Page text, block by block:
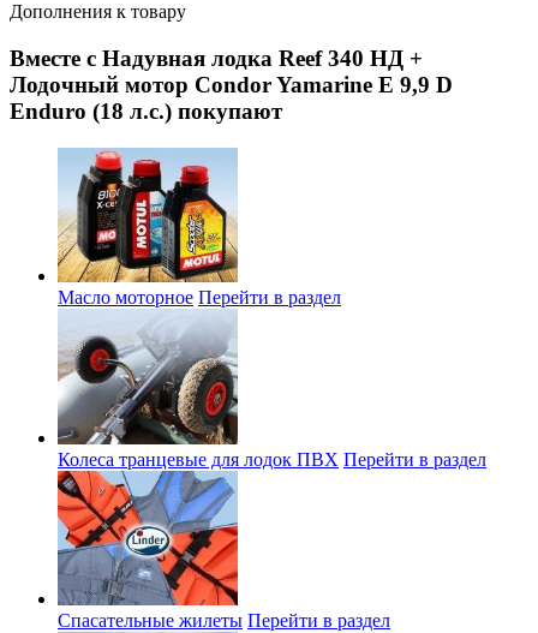
Дополнения к товару
Вместе с Надувная лодка Reef 340 НД +
Лодочный мотор Condor Yamarine E 9,9 D
Enduro (18 л.с.) покупают
Масло моторное Перейти в раздел
Колеса транцевые для лодок ПВХ Перейти в раздел
Спасательные жилеты Перейти в раздел